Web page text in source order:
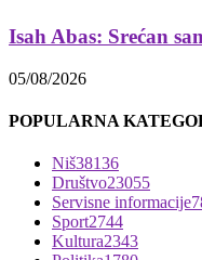
Isah Abas: Srećan
05/08/2026
POPULARNA
Niš38136
Društvo23055
Servisne informacije
Sport2744
Kultura2343